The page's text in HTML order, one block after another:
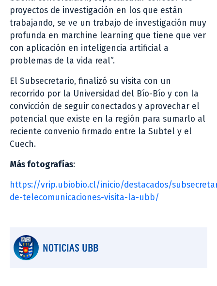
proyectos de investigación en los que están
trabajando, se ve un trabajo de investigación muy
profunda en marchine learning que tiene que ver
con aplicación en inteligencia artificial a
problemas de la vida real”.
El Subsecretario, finalizó su visita con un
recorrido por la Universidad del Bío-Bío y con la
convicción de seguir conectados y aprovechar el
potencial que existe en la región para sumarlo al
reciente convenio firmado entre la Subtel y el
Cuech.
Más fotografías:
https://vrip.ubiobio.cl/inicio/destacados/
de-telecomunicaciones-visita-la-ubb/
NOTICIAS UBB